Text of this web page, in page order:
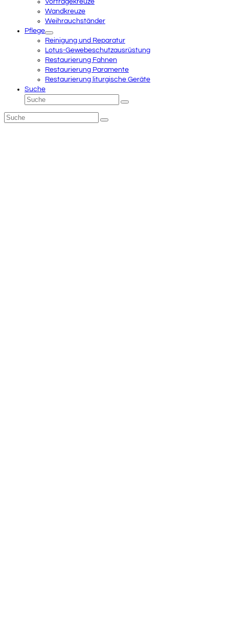
Vortragekreuze
Wandkreuze
Weihrauchständer
Pflege
Reinigung und Reparatur
Lotus-Gewebeschutzausrüstung
Restaurierung Fahnen
Restaurierung Paramente
Restaurierung liturgische Geräte
Suche
Suche
Senden
Suche
Senden